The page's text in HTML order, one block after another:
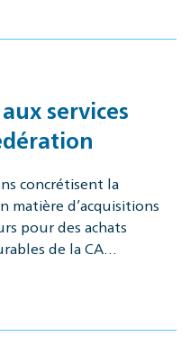
services
concrétisent la
matière d’acquisitions
pour des achats
de la CA…